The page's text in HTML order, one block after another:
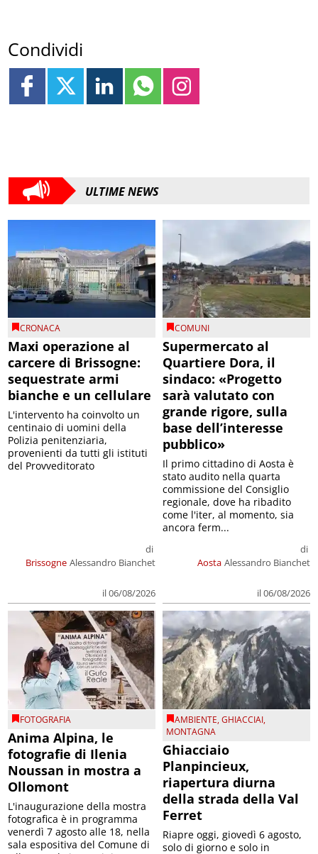
Condividi
ULTIME NEWS
CRONACA
Maxi operazione al
carcere di Brissogne:
sequestrate armi
bianche e un cellulare
Brissogne
di
Alessandro Bianchet
il 06/08/2026
L'intervento ha coinvolto un
centinaio di uomini della
Polizia penitenziaria,
provenienti da tutti gli istituti
del Provveditorato
COMUNI
Supermercato al
Quartiere Dora, il
sindaco: «Progetto
sarà valutato con
grande rigore, sulla
base dell’interesse
pubblico»
Aosta
di
Alessandro Bianchet
il 06/08/2026
Il primo cittadino di Aosta è
stato audito nella quarta
commissione del Consiglio
regionale, dove ha ribadito
come l'iter, al momento, sia
ancora ferm...
FOTOGRAFIA
Anima Alpina, le
fotografie di Ilenia
Noussan in mostra a
Ollomont
L'inaugurazione della mostra
fotografica è in programma
venerdì 7 agosto alle 18, nella
sala espositiva del Comune di
AMBIENTE,GHIACCIAI,
MONTAGNA
Ghiacciaio
Planpincieux,
riapertura diurna
della strada della Val
Ferret
Riapre oggi, giovedì 6 agosto,
solo di giorno e solo in